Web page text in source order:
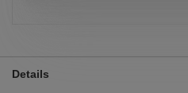
Details